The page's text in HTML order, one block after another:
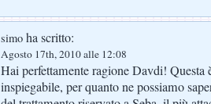
simo ha scritto:
Agosto 17th, 2010 alle 12:08
Hai perfettamente ragione Davdi! Questa
inspiegabile, per quanto ne possiamo